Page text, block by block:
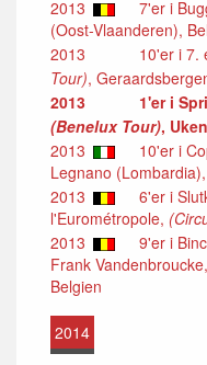
2013 7'er i
(Oost-Vlaanderen),
2013
10'er i 7.
Tour),
2013
1'er i
(Benelux Tour),
2013
10'er i
Legnano
2013
6'er i
l'Eurométropole,
2013
9'er i
Frank Vandenbroucke,
Belgien
2014